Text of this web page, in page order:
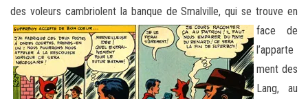
des voleurs cambriolent la banque de Smalville, qui se trouve en
face de
l’apparte
ment des
Lang, au